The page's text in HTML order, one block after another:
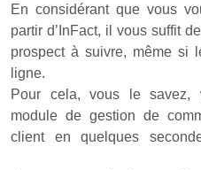
En considérant que vous
partir d’InFact, il vous suffit
prospect à suivre, même si
ligne.
Pour cela, vous le savez,
module de gestion de
client en quelques